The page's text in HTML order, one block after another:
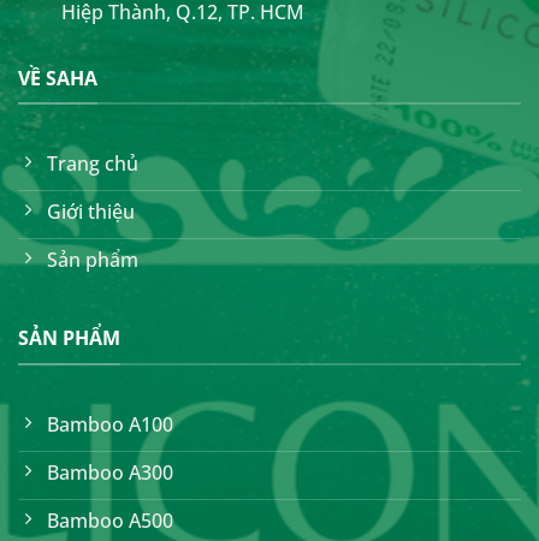
Hiệp Thành, Q.12, TP. HCM
VỀ SAHA
Trang chủ
Giới thiệu
Sản phẩm
SẢN PHẨM
Bamboo A100
Bamboo A300
Bamboo A500